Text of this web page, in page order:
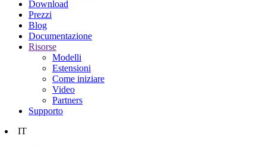
Download
Prezzi
Blog
Documentazione
Risorse
Modelli
Estensioni
Come iniziare
Video
Partners
Supporto
IT